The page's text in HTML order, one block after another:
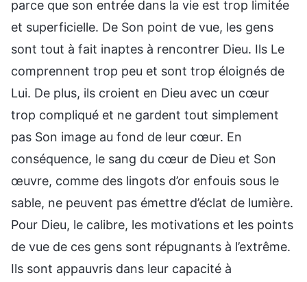
parce que son entrée dans la vie est trop limitée
et superficielle. De Son point de vue, les gens
sont tout à fait inaptes à rencontrer Dieu. Ils Le
comprennent trop peu et sont trop éloignés de
Lui. De plus, ils croient en Dieu avec un cœur
trop compliqué et ne gardent tout simplement
pas Son image au fond de leur cœur. En
conséquence, le sang du cœur de Dieu et Son
œuvre, comme des lingots d’or enfouis sous le
sable, ne peuvent pas émettre d’éclat de lumière.
Pour Dieu, le calibre, les motivations et les points
de vue de ces gens sont répugnants à l’extrême.
Ils sont appauvris dans leur capacité à